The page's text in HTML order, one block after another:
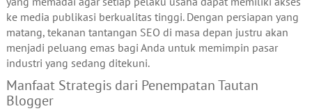
ke media publikasi berkualitas tinggi. Dengan persiapan yang
matang, tekanan tantangan SEO di masa depan justru akan
menjadi peluang emas bagi Anda untuk memimpin pasar
industri yang sedang ditekuni.
Manfaat Strategis dari Penempatan Tautan
Blogger